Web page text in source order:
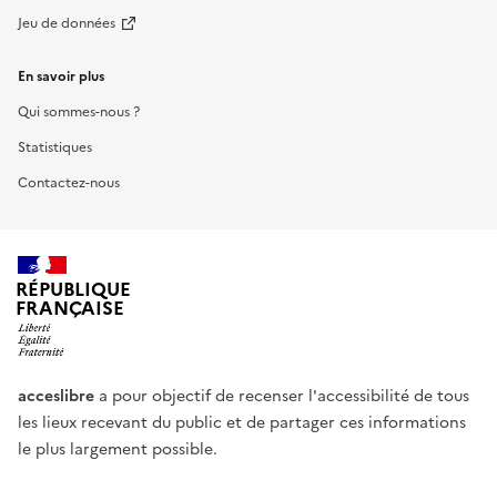
Jeu de données
En savoir plus
Qui sommes-nous ?
Statistiques
Contactez-nous
RÉPUBLIQUE
FRANÇAISE
acceslibre a pour objectif de recenser l'accessibilité de tous
les lieux recevant du public et de partager ces informations
le plus largement possible.